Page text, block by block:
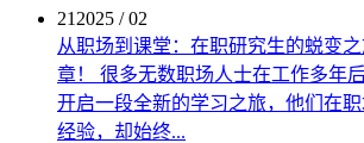
21 2025 / 02
从职场到课堂：在职研究生的蜕变
章！
很多无数职场人士在工作多年
开启一段全新的学习之旅，他们在
经验，却始终...